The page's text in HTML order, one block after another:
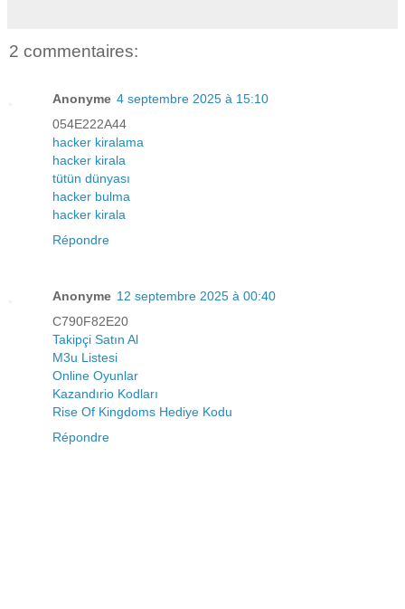
2 commentaires:
Anonyme 4 septembre 2025 à 15:10
054E222A44
hacker kiralama
hacker kirala
tütün dünyası
hacker bulma
hacker kirala
Répondre
Anonyme 12 septembre 2025 à 00:40
C790F82E20
Takipçi Satın Al
M3u Listesi
Online Oyunlar
Kazandırio Kodları
Rise Of Kingdoms Hediye Kodu
Répondre